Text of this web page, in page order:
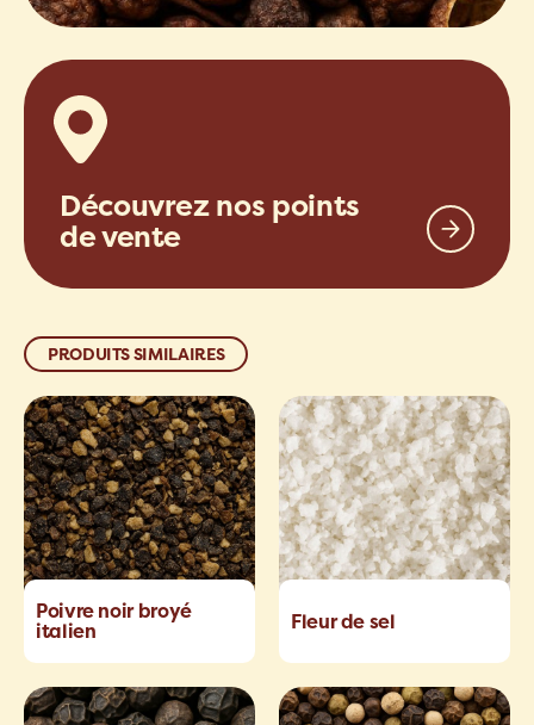
Découvrez nos points
de vente
PRODUITS SIMILAIRES
Poivre noir broyé
italien
Fleur de sel